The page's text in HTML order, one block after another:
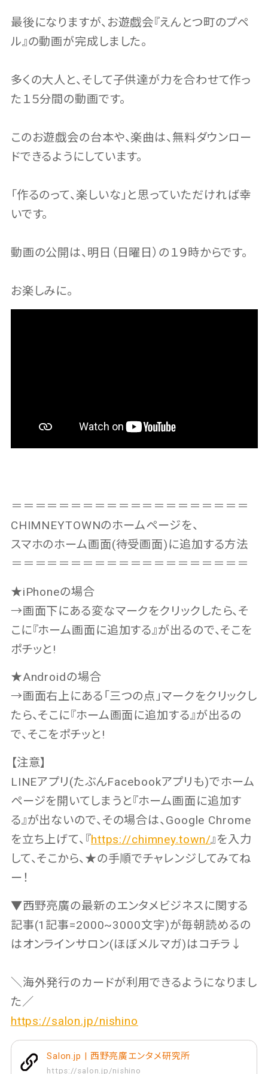
最後になりますが、お遊戯会『えんとつ町のプペ
ル』の動画が完成しました。
多くの大人と、そして子供達が力を合わせて作っ
た１５分間の動画です。
このお遊戯会の台本や、楽曲は、無料ダウンロー
ドできるようにしています。
「作るのって、楽しいな」と思っていただければ幸
いです。
動画の公開は、明日（日曜日）の１９時からです。
お楽しみに。
＝＝＝＝＝＝＝＝＝＝＝＝＝＝＝＝＝＝＝＝
CHIMNEYTOWNのホームページを、
スマホのホーム画面(待受画面)に追加する方法
＝＝＝＝＝＝＝＝＝＝＝＝＝＝＝＝＝＝＝＝
★iPhoneの場合
→画面下にある変なマークをクリックしたら、そ
こに『ホーム画面に追加する』が出るので、そこを
ポチッと!
★Androidの場合
→画面右上にある「三つの点」マークをクリックし
たら、そこに『ホーム画面に追加する』が出るの
で、そこをポチッと!
【注意】
LINEアプリ(たぶんFacebookアプリも)でホーム
ページを開いてしまうと『ホーム画面に追加す
る』が出ないので、その場合は、Google Chrome
を立ち上げて、『https://chimney.town/』を入力
して、そこから、★の手順でチャレンジしてみてね
ー！
▼西野亮廣の最新のエンタメビジネスに関する
記事(1記事=2000~3000文字)が毎朝読めるの
はオンラインサロン(ほぼメルマガ)はコチラ↓
＼海外発行のカードが利用できるようになりまし
た／
https://salon.jp/nishino
Salon.jp | 西野亮廣エンタメ研究所
https://salon.jp/nishino